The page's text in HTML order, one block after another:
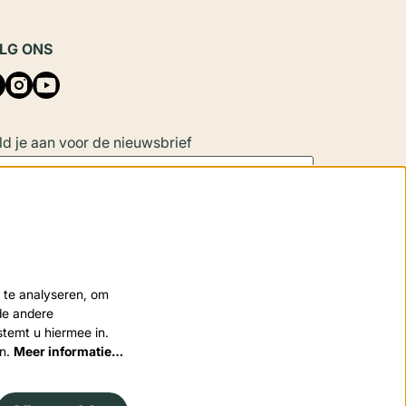
ONS
je aan voor de nieuwsbrief
site wordt beschermd door reCAPTCHA, dataverwerking gebeurt in
met de Cloud Data Processing Addendum
analyseren, om
andere
u hiermee in.
Meer informatie…